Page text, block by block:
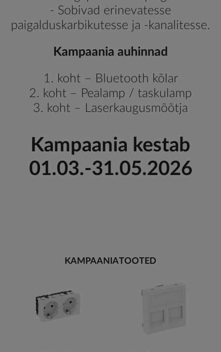
- Sobivad erinevatesse
paigalduskarbikutesse ja -kanalitesse.
Kampaania auhinnad
1. koht – Bluetooth kõlar
2. koht – Pealamp / taskulamp
3. koht – Laserkaugusmõõtja
Kampaania kestab
01.03.-31.05.2026
KAMPAANIATOOTED